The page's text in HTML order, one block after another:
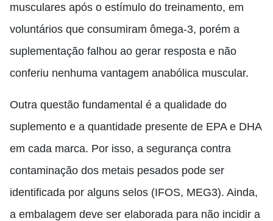
musculares após o estímulo do treinamento, em
voluntários que consumiram ômega-3, porém a
suplementação falhou ao gerar resposta e não
conferiu nenhuma vantagem anabólica muscular.
Outra questão fundamental é a qualidade do
suplemento e a quantidade presente de EPA e DHA
em cada marca. Por isso, a segurança contra
contaminação dos metais pesados pode ser
identificada por alguns selos (IFOS, MEG3). Ainda,
a embalagem deve ser elaborada para não incidir a